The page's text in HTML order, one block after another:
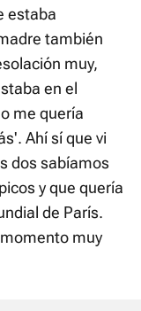
estaba
también
muy,
en el
me quería
Ahí sí que vi
dos sabíamos
y que quería
de París.
muy